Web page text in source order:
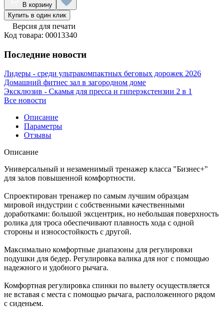
В корзину
Купить в один клик
Версия для печати
Код товара: 00013340
Последние новости
Лидеры - среди ультракомпактных беговых дорожек 2026
Домашний фитнес зал в загородном доме
Эксклюзив - Скамья для пресса и гиперэкстензии 2 в 1
Все новости
Описание
Параметры
Отзывы
Описание
Универсальный и незаменимый тренажер класса "Бизнес+"
для залов повышенной комфортности.
Спроектирован тренажер по самым лучшим образцам
мировой индустрии с собственными качественными
доработками: большой эксцентрик, но небольшая поверхность
ролика для троса обеспечивают плавность хода с одной
стороны и износостойкость с другой.
Максимально комфортные диапазоны для регулировки
подушки для бедер. Регулировка валика для ног с помощью
надежного и удобного рычага.
Комфортная регулировка спинки по вылету осуществляется
не вставая с места с помощью рычага, расположенного рядом
с сиденьем.